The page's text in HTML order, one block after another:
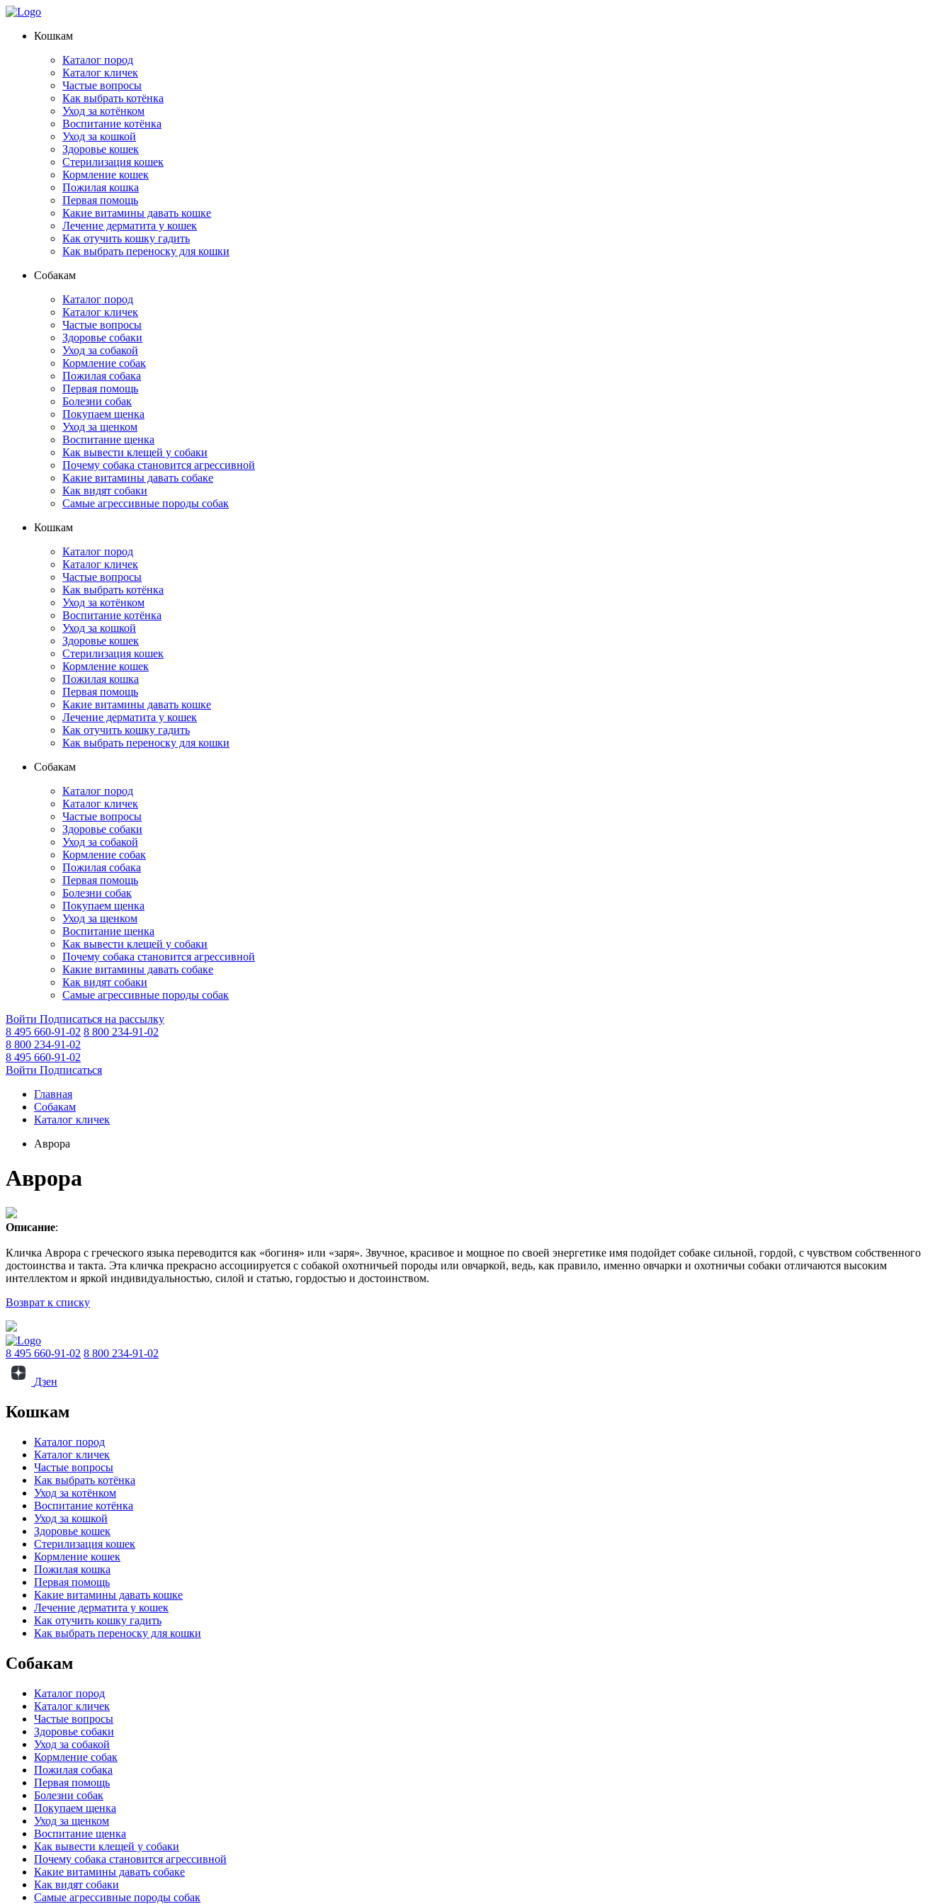
Кошкам
Каталог пород
Каталог кличек
Частые вопросы
Как выбрать котёнка
Уход за котёнком
Воспитание котёнка
Уход за кошкой
Здоровье кошек
Стерилизация кошек
Кормление кошек
Пожилая кошка
Первая помощь
Какие витамины давать кошке
Лечение дерматита у кошек
Как отучить кошку гадить
Как выбрать переноску для кошки
Собакам
Каталог пород
Каталог кличек
Частые вопросы
Здоровье собаки
Уход за собакой
Кормление собак
Пожилая собака
Первая помощь
Болезни собак
Покупаем щенка
Уход за щенком
Воспитание щенка
Как вывести клещей у собаки
Почему собака становится агрессивной
Какие витамины давать собаке
Как видят собаки
Самые агрессивные породы собак
Кошкам
Каталог пород
Каталог кличек
Частые вопросы
Как выбрать котёнка
Уход за котёнком
Воспитание котёнка
Уход за кошкой
Здоровье кошек
Стерилизация кошек
Кормление кошек
Пожилая кошка
Первая помощь
Какие витамины давать кошке
Лечение дерматита у кошек
Как отучить кошку гадить
Как выбрать переноску для кошки
Собакам
Каталог пород
Каталог кличек
Частые вопросы
Здоровье собаки
Уход за собакой
Кормление собак
Пожилая собака
Первая помощь
Болезни собак
Покупаем щенка
Уход за щенком
Воспитание щенка
Как вывести клещей у собаки
Почему собака становится агрессивной
Какие витамины давать собаке
Как видят собаки
Самые агрессивные породы собак
Войти Подписаться на рассылку
8 495 660-91-02 8 800 234-91-02
8 800 234-91-02
8 495 660-91-02
Войти Подписаться
Главная
Собакам
Каталог кличек
Аврора
Аврора
Описание:
Кличка Аврора с греческого языка переводится как «богиня» или «заря». Звучное, красивое и мощное по своей энергетике имя подойдет собаке сильной, гордой, с чувством собственного
достоинства и такта. Эта кличка прекрасно ассоциируется с собакой охотничьей породы или овчаркой, ведь, как правило, именно овчарки и охотничьи собаки отличаются высоким
интеллектом и яркой индивидуальностью, силой и статью, гордостью и достоинством.
Возврат к списку
8 495 660-91-02 8 800 234-91-02
Дзен
Кошкам
Каталог пород
Каталог кличек
Частые вопросы
Как выбрать котёнка
Уход за котёнком
Воспитание котёнка
Уход за кошкой
Здоровье кошек
Стерилизация кошек
Кормление кошек
Пожилая кошка
Первая помощь
Какие витамины давать кошке
Лечение дерматита у кошек
Как отучить кошку гадить
Как выбрать переноску для кошки
Собакам
Каталог пород
Каталог кличек
Частые вопросы
Здоровье собаки
Уход за собакой
Кормление собак
Пожилая собака
Первая помощь
Болезни собак
Покупаем щенка
Уход за щенком
Воспитание щенка
Как вывести клещей у собаки
Почему собака становится агрессивной
Какие витамины давать собаке
Как видят собаки
Самые агрессивные породы собак